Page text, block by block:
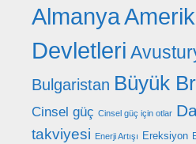
Almanya
Devletleri
Bulgaristan Büyük
Cinsel güç Cinsel güç için otlar
takviyesi
Enerji Artışı Ereksiyon